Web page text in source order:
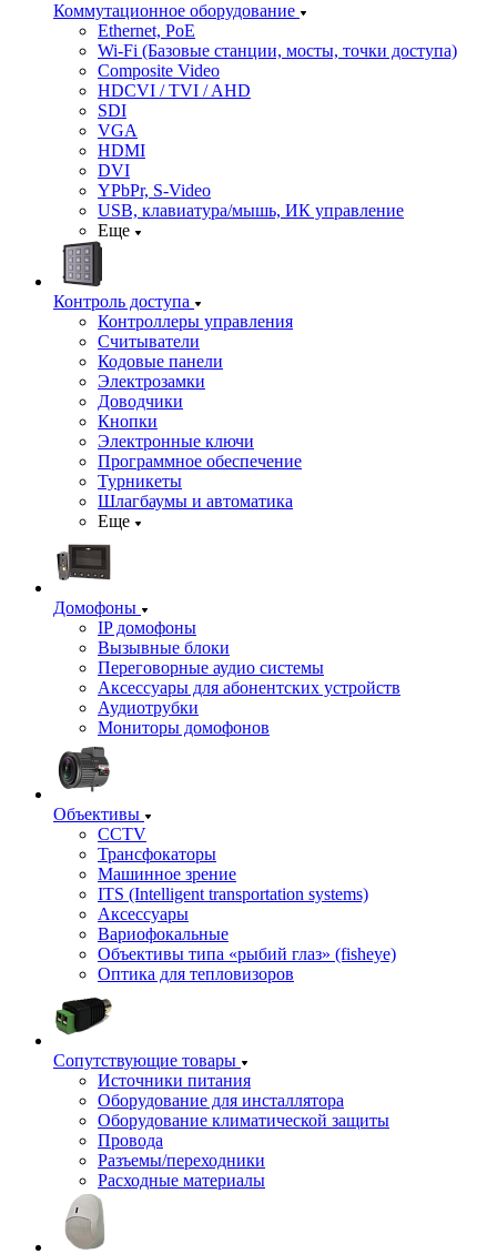
Коммутационное оборудование
Ethernet, PoE
Wi-Fi (Базовые станции, мосты, точки доступа)
Composite Video
HDCVI / TVI / AHD
SDI
VGA
HDMI
DVI
YPbPr, S-Video
USB, клавиатура/мышь, ИК управление
Еще
Контроль доступа
Контроллеры управления
Считыватели
Кодовые панели
Электрозамки
Доводчики
Кнопки
Электронные ключи
Программное обеспечение
Турникеты
Шлагбаумы и автоматика
Еще
Домофоны
IP домофоны
Вызывные блоки
Переговорные аудио системы
Аксессуары для абонентских устройств
Аудиотрубки
Мониторы домофонов
Объективы
CCTV
Трансфокаторы
Машинное зрение
ITS (Intelligent transportation systems)
Аксессуары
Вариофокальные
Объективы типа «рыбий глаз» (fisheye)
Оптика для тепловизоров
Сопутствующие товары
Источники питания
Оборудование для инсталлятора
Оборудование климатической защиты
Провода
Разъемы/переходники
Расходные материалы